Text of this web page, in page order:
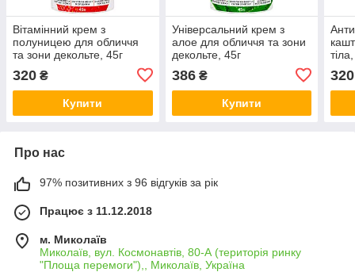
Вітамінний крем з
полуницею для обличчя
та зони декольте, 45г
320 ₴
Купити
Універсальний крем з
алое для обличчя та зони
декольте, 45г
386₴
Купити
320
Про нас
97% позитивних з 96 відгуків за рік
Працює з 11.12.2018
м. Миколаїв
Миколаїв, вул. Космонавтів, 80-А (територія ринку
"Площа перемоги"),, Миколаїв, Україна